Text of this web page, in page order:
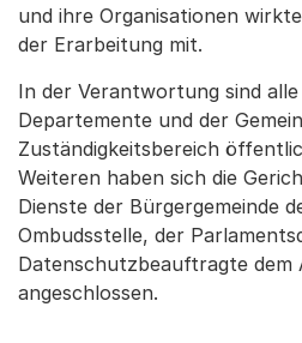
und ihre Organisationen
der Erarbeitung mit.
In der Verantwortung sind
Departemente und der
Zuständigkeitsbereich
Weiteren haben sich die
Dienste der Bürgergemeinde
Ombudsstelle, der
Datenschutzbeauftragte dem
angeschlossen.